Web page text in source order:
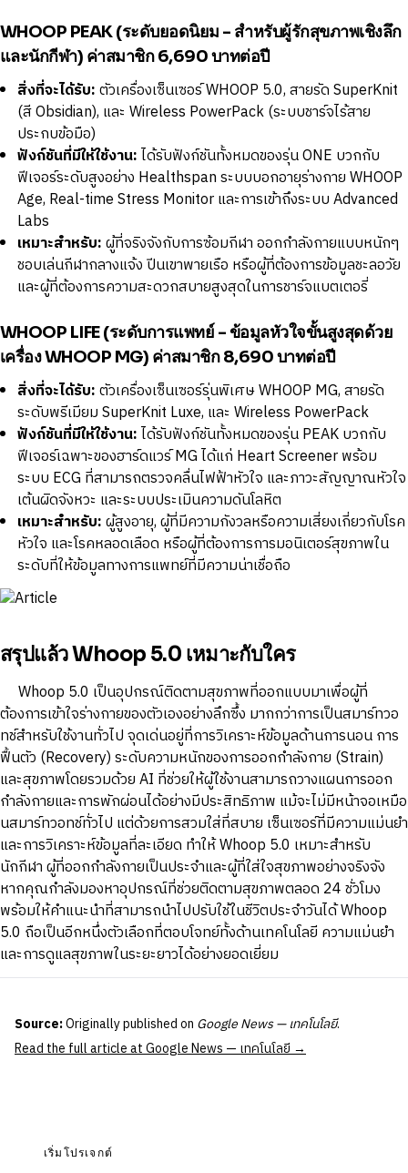
WHOOP PEAK (ระดับยอดนิยม - สำหรับผู้รักสุขภาพเชิงลึก
และนักกีฬา) ค่าสมาชิก 6,690 บาทต่อปี
สิ่งที่จะได้รับ:ตัวเครื่องเซ็นเซอร์ WHOOP 5.0, สายรัด SuperKnit
(สี Obsidian), และ Wireless PowerPack (ระบบชาร์จไร้สาย
ประกบข้อมือ)
ฟังก์ชันที่มีให้ใช้งาน:ได้รับฟังก์ชันทั้งหมดของรุ่น ONE บวกกับ
ฟีเจอร์ระดับสูงอย่าง Healthspan ระบบบอกอายุร่างกาย WHOOP
Age, Real-time Stress Monitor และการเข้าถึงระบบ Advanced
Labs
เหมาะสำหรับ:ผู้ที่จริงจังกับการซ้อมกีฬา ออกกำลังกายแบบหนักๆ
ชอบเล่นกีฬากลางแจ้ง ปีนเขาพายเรือ หรือผู้ที่ต้องการข้อมูลชะลอวัย
และผู้ที่ต้องการความสะดวกสบายสูงสุดในการชาร์จแบตเตอรี่
WHOOP LIFE (ระดับการแพทย์ - ข้อมูลหัวใจขั้นสูงสุดด้วย
เครื่อง WHOOP MG) ค่าสมาชิก 8,690 บาทต่อปี
สิ่งที่จะได้รับ:ตัวเครื่องเซ็นเซอร์รุ่นพิเศษ WHOOP MG, สายรัด
ระดับพรีเมียม SuperKnit Luxe, และ Wireless PowerPack
ฟังก์ชันที่มีให้ใช้งาน:ได้รับฟังก์ชันทั้งหมดของรุ่น PEAK บวกกับ
ฟีเจอร์เฉพาะของฮาร์ดแวร์ MG ได้แก่ Heart Screener พร้อม
ระบบ ECG ที่สามารถตรวจคลื่นไฟฟ้าหัวใจ และภาวะสัญญาณหัวใจ
เต้นผิดจังหวะ และระบบประเมินความดันโลหิต
เหมาะสำหรับ:ผู้สูงอายุ, ผู้ที่มีความกังวลหรือความเสี่ยงเกี่ยวกับโรค
หัวใจ และโรคหลอดเลือด หรือผู้ที่ต้องการการมอนิเตอร์สุขภาพใน
ระดับที่ให้ข้อมูลทางการแพทย์ที่มีความน่าเชื่อถือ
สรุปแล้ว Whoop 5.0 เหมาะกับใคร
Whoop 5.0 เป็นอุปกรณ์ติดตามสุขภาพที่ออกแบบมาเพื่อผู้ที่
ต้องการเข้าใจร่างกายของตัวเองอย่างลึกซึ้ง มากกว่าการเป็นสมาร์ทวอ
ทช์สำหรับใช้งานทั่วไป จุดเด่นอยู่ที่การวิเคราะห์ข้อมูลด้านการนอน การ
ฟื้นตัว (Recovery) ระดับความหนักของการออกกำลังกาย (Strain)
และสุขภาพโดยรวมด้วย AI ที่ช่วยให้ผู้ใช้งานสามารถวางแผนการออก
กำลังกายและการพักผ่อนได้อย่างมีประสิทธิภาพ แม้จะไม่มีหน้าจอเหมือ
นสมาร์ทวอทช์ทั่วไป แต่ด้วยการสวมใส่ที่สบาย เซ็นเซอร์ที่มีความแม่นยำ
และการวิเคราะห์ข้อมูลที่ละเอียด ทำให้ Whoop 5.0 เหมาะสำหรับ
นักกีฬา ผู้ที่ออกกำลังกายเป็นประจำและผู้ที่ใส่ใจสุขภาพอย่างจริงจัง
หากคุณกำลังมองหาอุปกรณ์ที่ช่วยติดตามสุขภาพตลอด 24 ชั่วโมง
พร้อมให้คำแนะนำที่สามารถนำไปปรับใช้ในชีวิตประจำวันได้ Whoop
5.0 ถือเป็นอีกหนึ่งตัวเลือกที่ตอบโจทย์ทั้งด้านเทคโนโลยี ความแม่นยำ
และการดูแลสุขภาพในระยะยาวได้อย่างยอดเยี่ยม
Source:Originally published on Google News — เทคโนโลยี.
Read the full article at Google News — เทคโนโลยี →
เริ่มโปรเจกต์